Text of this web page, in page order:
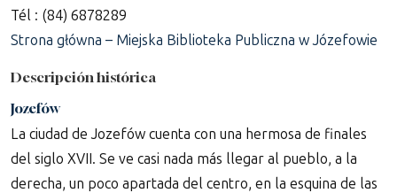
Tél : (84) 6878289
Strona główna – Miejska Biblioteka Publiczna w Józefowie
Descripción histórica
Jozefów
La ciudad de Jozefów cuenta con una hermosa de finales
del siglo XVII. Se ve casi nada más llegar al pueblo, a la
derecha, un poco apartada del centro, en la esquina de las